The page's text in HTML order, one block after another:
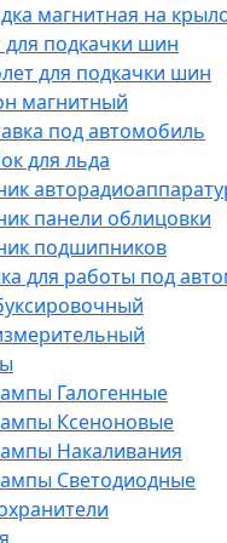
магнитная на
для подкачки шин
для подкачки шин
магнитный
под автомобиль
для льда
панели облицовки
подшипников
для работы под
Галогенные
Ксеноновые
Накаливания
Светодиодные